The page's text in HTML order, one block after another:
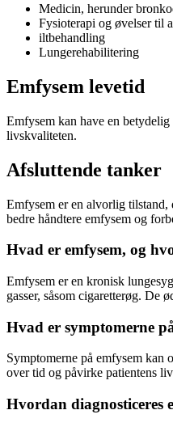
Medicin, herunder
Fysioterapi og øvelser til
iltbehandling
Lungerehabilitering
Emfysem levetid
Emfysem kan have en
livskvaliteten.
Afsluttende tanker
Emfysem er en alvorlig
bedre håndtere emfysem og
Hvad er emfysem, og
Emfysem er en kronisk
gasser, såsom cigaretterøg.
Hvad er symptomerne
Symptomerne på emfysem
over tid og påvirke patientens
Hvordan diagnosticeres